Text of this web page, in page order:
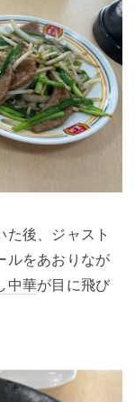
た後、ジャスト
ルをあおりなが
中華が目に飛び